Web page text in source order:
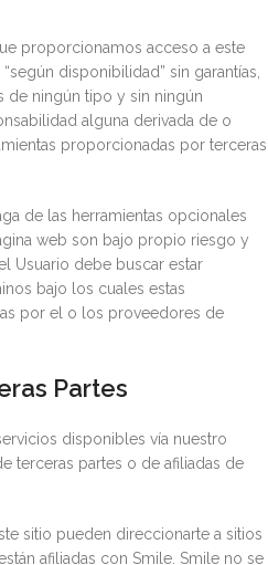
proporcionamos acceso a este
disponibilidad” sin garantías,
de ningún tipo y sin ningún
alguna derivada de o
proporcionadas por terceras
de las herramientas opcionales
web son bajo propio riesgo y
Usuario debe buscar estar
bajo los cuales estas
por el o los proveedores de
Partes
disponibles vía nuestro
terceras partes o de afiliadas de
sitio pueden direccionarte a sitios
afiliadas con Smile. Smile no se